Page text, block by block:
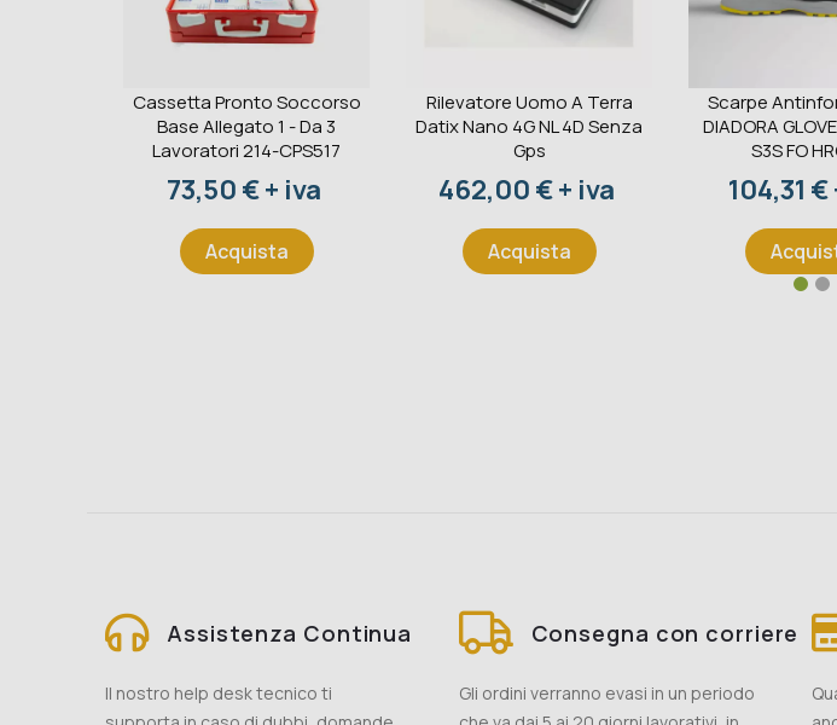
Cassetta Pronto Soccorso
Base Allegato 1 - Da 3
Lavoratori 214-CPS517
Prezzo
73,50 € + iva
Acquista
Rilevatore Uomo A Terra
Datix Nano 4G NL 4D Senza
Gps
Prezzo
462,00 € + iva
Acquista
Scarpe
DIADORA
S3S FO
Prezzo
104,31 €
Assistenza Continua
Il nostro help desk tecnico ti
Consegna con corriere
Gli ordini verranno evasi in un periodo